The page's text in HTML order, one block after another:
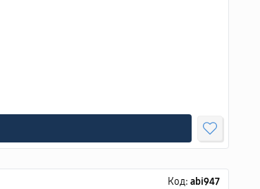
Код: abi947